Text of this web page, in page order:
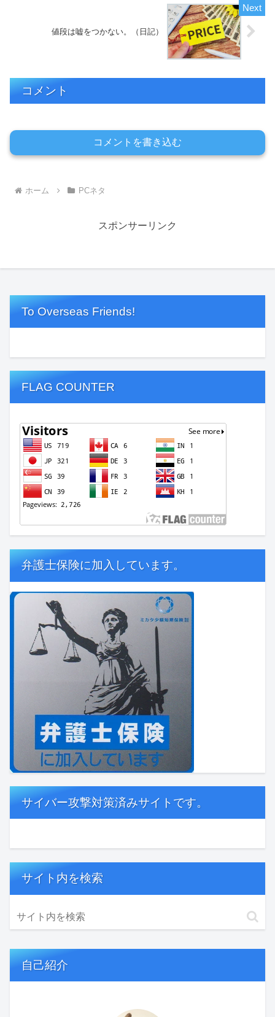
値段は嘘をつかない。（日記）
コメント
コメントを書き込む
ホーム PCネタ
スポンサーリンク
To Overseas Friends!
FLAG COUNTER
弁護士保険に加入しています。
サイバー攻撃対策済みサイトです。
サイト内を検索
自己紹介